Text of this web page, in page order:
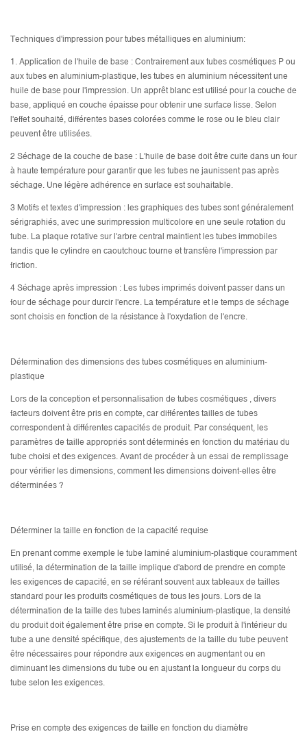
Techniques d'impression pour tubes métalliques en aluminium:
1. Application de l'huile de base : Contrairement aux tubes cosmétiques P ou
aux tubes en aluminium-plastique, les tubes en aluminium nécessitent une
huile de base pour l'impression. Un apprêt blanc est utilisé pour la couche de
base, appliqué en couche épaisse pour obtenir une surface lisse. Selon
l'effet souhaité, différentes bases colorées comme le rose ou le bleu clair
peuvent être utilisées.
2 Séchage de la couche de base : L'huile de base doit être cuite dans un four
à haute température pour garantir que les tubes ne jaunissent pas après
séchage. Une légère adhérence en surface est souhaitable.
3 Motifs et textes d'impression : les graphiques des tubes sont généralement
sérigraphiés, avec une surimpression multicolore en une seule rotation du
tube. La plaque rotative sur l'arbre central maintient les tubes immobiles
tandis que le cylindre en caoutchouc tourne et transfère l'impression par
friction.
4 Séchage après impression : Les tubes imprimés doivent passer dans un
four de séchage pour durcir l'encre. La température et le temps de séchage
sont choisis en fonction de la résistance à l'oxydation de l'encre.
Détermination des dimensions des tubes cosmétiques en aluminium-
plastique
Lors de la conception et personnalisation de tubes cosmétiques , divers
facteurs doivent être pris en compte, car différentes tailles de tubes
correspondent à différentes capacités de produit. Par conséquent, les
paramètres de taille appropriés sont déterminés en fonction du matériau du
tube choisi et des exigences. Avant de procéder à un essai de remplissage
pour vérifier les dimensions, comment les dimensions doivent-elles être
déterminées ?
Déterminer la taille en fonction de la capacité requise
En prenant comme exemple le tube laminé aluminium-plastique couramment
utilisé, la détermination de la taille implique d'abord de prendre en compte
les exigences de capacité, en se référant souvent aux tableaux de tailles
standard pour les produits cosmétiques de tous les jours. Lors de la
détermination de la taille des tubes laminés aluminium-plastique, la densité
du produit doit également être prise en compte. Si le produit à l'intérieur du
tube a une densité spécifique, des ajustements de la taille du tube peuvent
être nécessaires pour répondre aux exigences en augmentant ou en
diminuant les dimensions du tube ou en ajustant la longueur du corps du
tube selon les exigences.
Prise en compte des exigences de taille en fonction du diamètre